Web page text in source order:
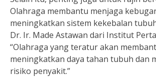
Olahraga membantu menjaga
meningkatkan sistem kekebalan
Dr. Ir. Made Astawan dari Institut
“Olahraga yang teratur akan
meningkatkan daya tahan tubuh dan
risiko penyakit.”